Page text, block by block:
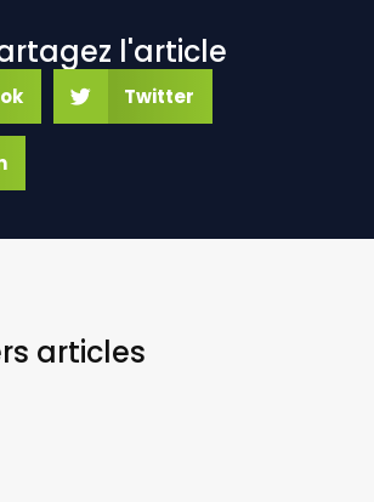
l'article
Twitter
articles